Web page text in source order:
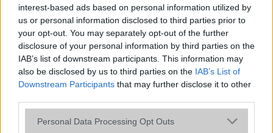
interest-based ads based on personal information utilized by
us or personal information disclosed to third parties prior to
your opt-out. You may separately opt-out of the further
disclosure of your personal information by third parties on the
IAB’s list of downstream participants. This information may
also be disclosed by us to third parties on the IAB’s List of
Downstream Participants that may further disclose it to other
Please note that this website/app uses one or more Google
Personal Data Processing Opt Outs
Ez a rejtett Samsung funkció teljesen
megváltoztatja a mobilhasználatot –
sokan mégsem tudnak róla
2026.07.12| Android Central
Az Edge Panel az egyik leghasznosabb funkció, amely
jelentősen felgyorsítja a mindennapi használatot,